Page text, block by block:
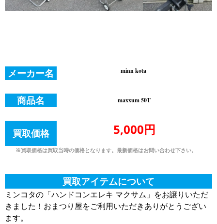
メーカー名 minn kota
商品名 maxxum 50T
買取価格 5,000円
※買取価格は買取当時の価格となります。最新価格はお問い合わせ下さい。
買取アイテムについて
ミンコタの「ハンドコンエレキ マクサム」をお譲りいただ
きました！おまつり屋をご利用いただきありがとうござい
ます。